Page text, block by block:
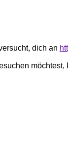
dich an
möchtest,